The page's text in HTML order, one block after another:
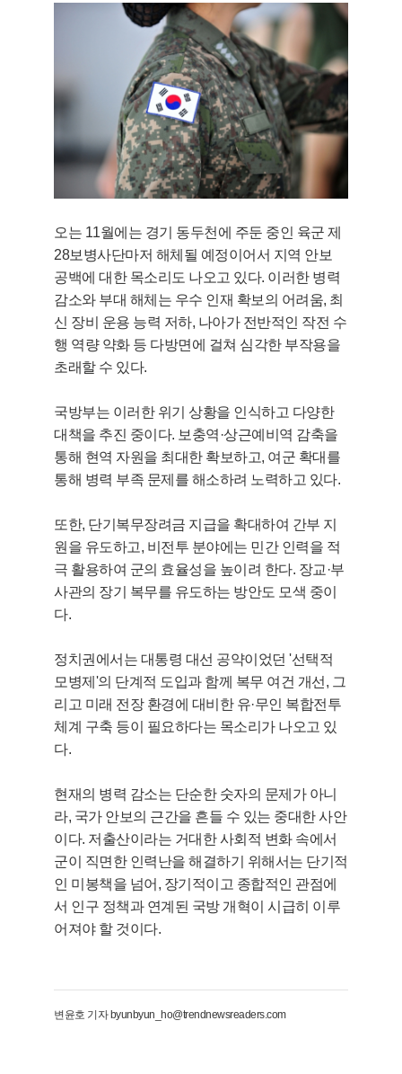
오는 11월에는 경기 동두천에 주둔 중인 육군 제
28보병사단마저 해체될 예정이어서 지역 안보
공백에 대한 목소리도 나오고 있다. 이러한 병력
감소와 부대 해체는 우수 인재 확보의 어려움, 최
신 장비 운용 능력 저하, 나아가 전반적인 작전 수
행 역량 약화 등 다방면에 걸쳐 심각한 부작용을
초래할 수 있다.
국방부는 이러한 위기 상황을 인식하고 다양한
대책을 추진 중이다. 보충역·상근예비역 감축을
통해 현역 자원을 최대한 확보하고, 여군 확대를
통해 병력 부족 문제를 해소하려 노력하고 있다.
또한, 단기복무장려금 지급을 확대하여 간부 지
원을 유도하고, 비전투 분야에는 민간 인력을 적
극 활용하여 군의 효율성을 높이려 한다. 장교·부
사관의 장기 복무를 유도하는 방안도 모색 중이
다.
정치권에서는 대통령 대선 공약이었던 '선택적
모병제'의 단계적 도입과 함께 복무 여건 개선, 그
리고 미래 전장 환경에 대비한 유·무인 복합전투
체계 구축 등이 필요하다는 목소리가 나오고 있
다.
현재의 병력 감소는 단순한 숫자의 문제가 아니
라, 국가 안보의 근간을 흔들 수 있는 중대한 사안
이다. 저출산이라는 거대한 사회적 변화 속에서
군이 직면한 인력난을 해결하기 위해서는 단기적
인 미봉책을 넘어, 장기적이고 종합적인 관점에
서 인구 정책과 연계된 국방 개혁이 시급히 이루
어져야 할 것이다.
변윤호 기자 byunbyun_ho@trendnewsreaders.com